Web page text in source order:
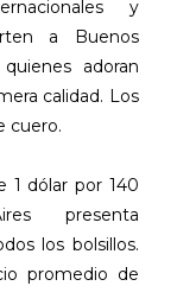
y
a Buenos
adoran
calidad. Los
cuero.
1 dólar por 140
presenta
los bolsillos.
promedio de